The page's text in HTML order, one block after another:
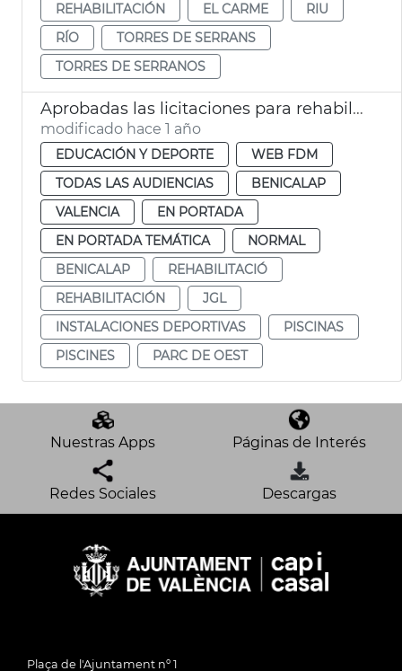
REHABILITACIÓN
EL CARME
RIU
RÍO
TORRES DE SERRANS
TORRES DE SERRANOS
Aprobadas las licitaciones para rehabilitar las piscinas de Benicalap y del Parc de l'Oest
modificado hace 1 año
EDUCACIÓN Y DEPORTE
WEB FDM
TODAS LAS AUDIENCIAS
BENICALAP
VALENCIA
EN PORTADA
EN PORTADA TEMÁTICA
NORMAL
BENICALAP
REHABILITACIÓ
REHABILITACIÓN
JGL
INSTALACIONES DEPORTIVAS
PISCINAS
PISCINES
PARC DE OEST
Nuestras Apps Páginas de Interés
Redes Sociales Descargas
Plaça de l'Ajuntament nº 1